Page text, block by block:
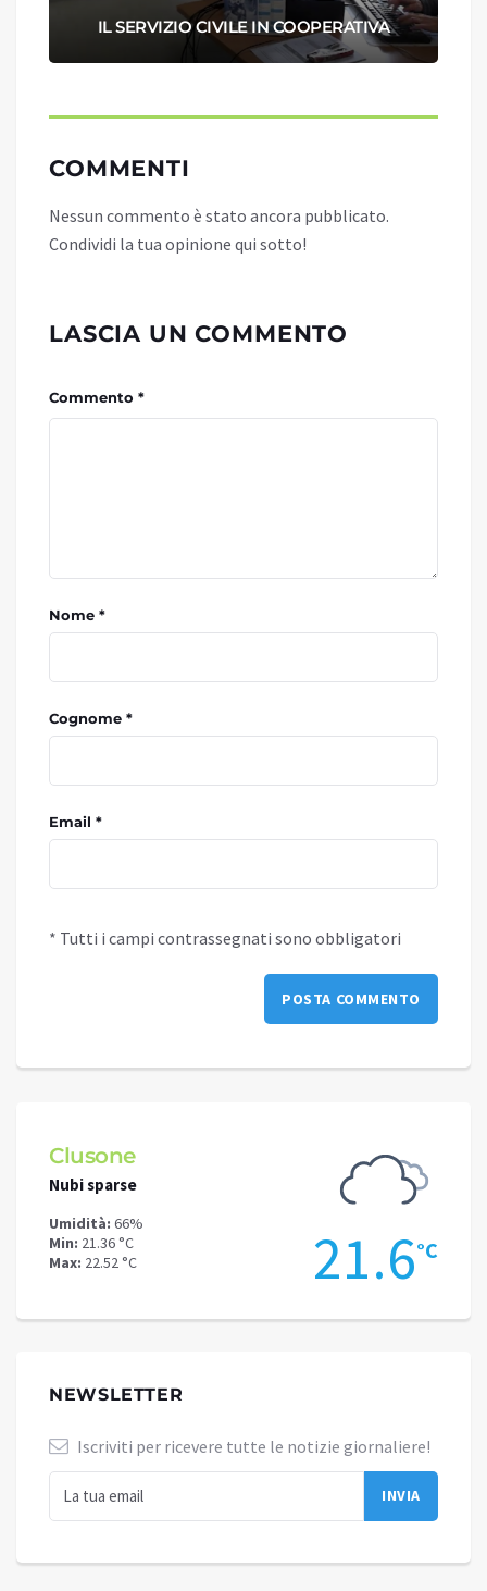
IL SERVIZIO CIVILE IN COOPERATIVA
COMMENTI
Nessun commento è stato ancora pubblicato.
Condividi la tua opinione qui sotto!
LASCIA UN COMMENTO
Commento *
Nome *
Cognome *
Email *
* Tutti i campi contrassegnati sono obbligatori
Clusone
Nubi sparse
Umidità: 66%
Min: 21.36 °C
Max: 22.52 °C 21.6°C
NEWSLETTER
Iscriviti per ricevere tutte le notizie giornaliere!